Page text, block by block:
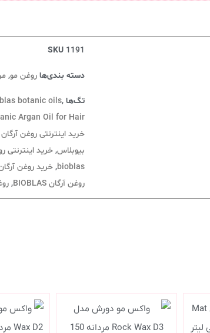
SKU 1191
دسته بندی‌ها روغن مو,
تگ‌ها botanic oils,
Argan Oil for Hair
خرید اینترنتی روغن آرگان bioblas
بیوبلاس, خرید اینترنتی
bioblas
, خرید روغن
روغن آرگان BIOBLAS
,